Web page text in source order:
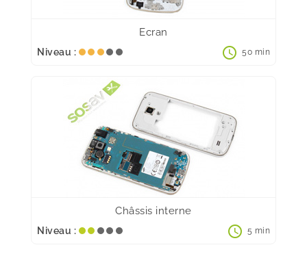
Ecran
Niveau : schedule 50 min
Châssis interne
Niveau : schedule 5 min